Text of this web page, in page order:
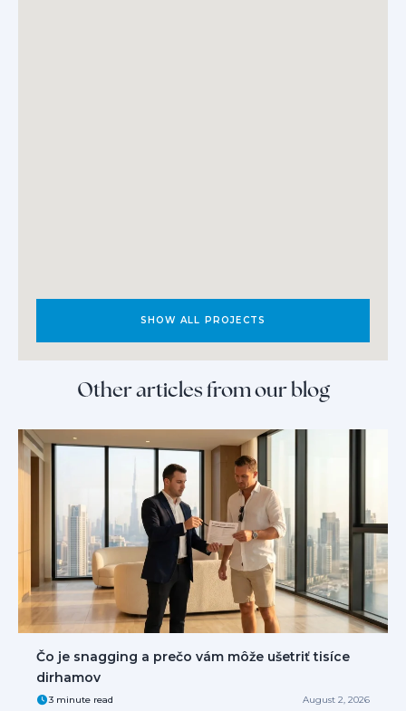
SHOW ALL PROJECTS
Other articles from our blog
Čo je snagging a prečo vám môže ušetriť tisíce
dirhamov
3 minute read August 2, 2026